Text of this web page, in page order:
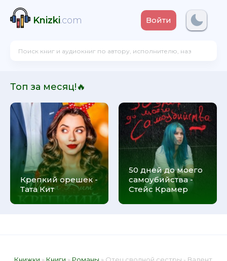
Knizki.com Войти
Топ за месяц!🔥
Крепкий орешек -
Тата Кит
50 дней до моего
самоубийства -
Стейс Крамер